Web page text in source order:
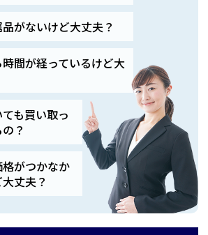
がないけど大丈夫？
間が経っているけど大
も買い取っ
？
がつかなか
丈夫？